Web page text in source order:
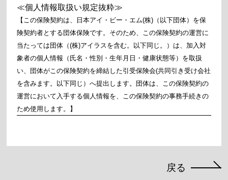
≪個人情報取扱い規定抜粋≫
【この保険契約は、日本アイ・ビー・エム(株)（以下団体）を保
険契約者とする団体保険です。そのため、この保険契約の運営に
当たっては団体（(株)アイラスを含む。以下同じ。）は、加入対
象者の個人情報（氏名・性別・生年月日・健康状態等）を取扱
い、団体がこの保険契約を締結した引受保険会(共同引き受け会社
を含みます。以下同じ）へ提出します。団体は、この保険契約の
運営において入手する個人情報を、この保険契約の事務手続きの
ため使用します。】
戻る